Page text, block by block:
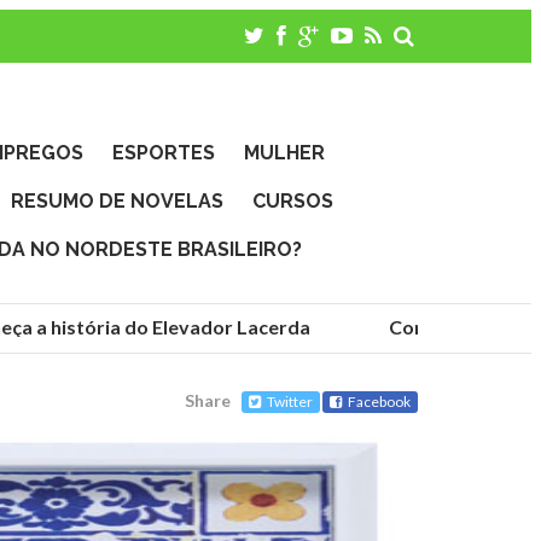
ESPORTES MULHER
RESUMO DE NOVELAS CURSOS
NO NORDESTE BRASILEIRO?
a história do Elevador Lacerda Conheça as
Share Twitter Facebook